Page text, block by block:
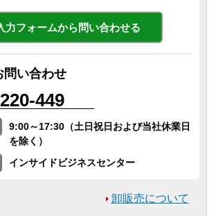
力フォームから問い合わせる
問い合わせ
449
9:00～17:30（土日祝日および当社休業日
を除く）
インサイドビジネスセンター
卸販売について